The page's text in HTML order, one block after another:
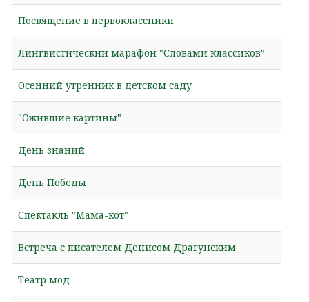
Посвящение в первоклассники
Лингвистический марафон "Словами классиков"
Осенний утренник в детском саду
"Ожившие картины"
День знаний
День Победы
Спектакль "Мама-кот"
Встреча с писателем Денисом Драгунским
Театр мод